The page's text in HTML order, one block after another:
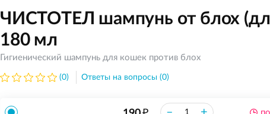
ЧИСТОТЕЛ шампунь от блох
180 мл
Гигиенический шампунь для кошек против блох
(0) Ответы на вопросы (0)